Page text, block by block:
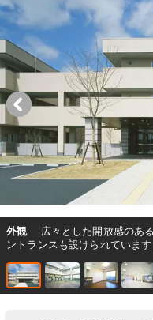
外観
広々とした開放感のあ
ントランスも設けられています